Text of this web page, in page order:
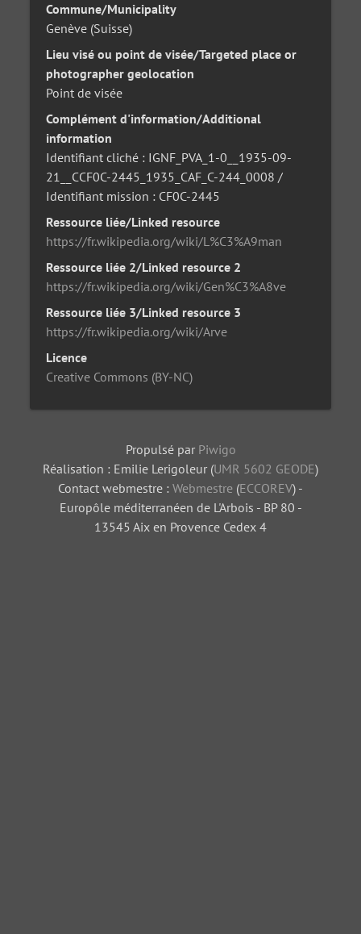
Commune/Municipality
Genève (Suisse)
Lieu visé ou point de visée/Targeted place or
photographer geolocation
Point de visée
Complément d'information/Additional
information
Identifiant cliché : IGNF_PVA_1-0__1935-09-
21__CCF0C-2445_1935_CAF_C-244_0008 /
Identifiant mission : CF0C-2445
Ressource liée/Linked resource
https://fr.wikipedia.org/wiki/L%C3%A9man
Ressource liée 2/Linked resource 2
https://fr.wikipedia.org/wiki/Gen%C3%A8ve
Ressource liée 3/Linked resource 3
https://fr.wikipedia.org/wiki/Arve
Licence
Creative Commons (BY-NC)
Propulsé par Piwigo
Réalisation : Emilie Lerigoleur (UMR 5602 GEODE)
Contact webmestre : Webmestre (ECCOREV) -
Europôle méditerranéen de L'Arbois - BP 80 -
13545 Aix en Provence Cedex 4